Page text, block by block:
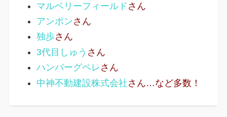
マルベリーフィールド さん
アンポンさん
独歩さん
3代目しゅう さん
ハンバーグペレ さん
中神不動建設株式会社さん…など多数！